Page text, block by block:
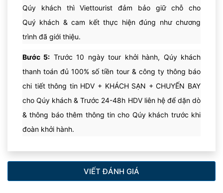
Qúy khách thì Viettourist đảm bảo giữ chỗ cho
Quý khách & cam kết thực hiện đúng như chương
trình đã giới thiệu.
Bước 5: Trước 10 ngày tour khởi hành, Qúy khách
thanh toán đủ 100% số tiền tour & công ty thông báo
chi tiết thông tin HDV + KHÁCH SẠN + CHUYẾN BAY
cho Qúy khách & Trước 24-48h HDV liên hệ để dặn dò
& thông báo thêm thông tin cho Qúy khách trước khi
đoàn khởi hành.
VIẾT ĐÁNH GIÁ